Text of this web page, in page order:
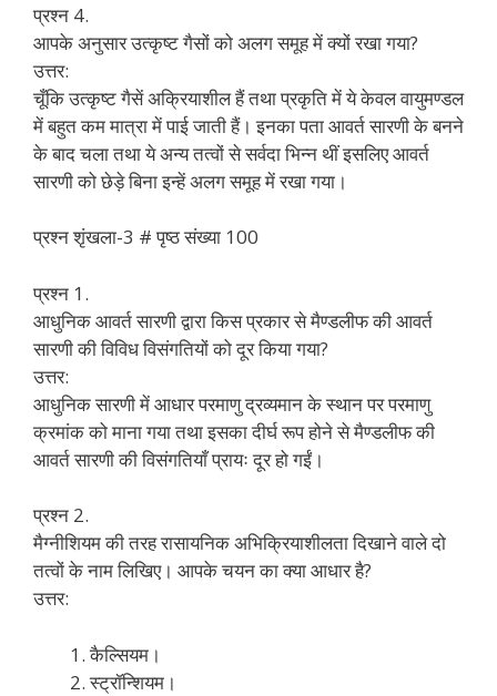
प्रश्न 4.
आपके अनुसार उत्कृष्ट गैसों को अलग समूह में क्यों रखा गया?
उत्तर:
चूँकि उत्कृष्ट गैसें अक्रियाशील हैं तथा प्रकृति में ये केवल वायुमण्डल
में बहुत कम मात्रा में पाई जाती हैं। इनका पता आवर्त सारणी के बनने
के बाद चला तथा ये अन्य तत्वों से सर्वदा भिन्न थीं इसलिए आवर्त
सारणी को छेड़े बिना इन्हें अलग समूह में रखा गया।
प्रश्न शृंखला-3 # पृष्ठ संख्या 100
प्रश्न 1.
आधुनिक आवर्त सारणी द्वारा किस प्रकार से मैण्डलीफ की आवर्त
सारणी की विविध विसंगतियों को दूर किया गया?
उत्तर:
आधुनिक सारणी में आधार परमाणु द्रव्यमान के स्थान पर परमाणु
क्रमांक को माना गया तथा इसका दीर्घ रूप होने से मैण्डलीफ की
आवर्त सारणी की विसंगतियाँ प्रायः दूर हो गईं।
प्रश्न 2.
मैग्नीशियम की तरह रासायनिक अभिक्रियाशीलता दिखाने वाले दो
तत्वों के नाम लिखिए। आपके चयन का क्या आधार है?
उत्तर:
कैल्सियम।
स्ट्रॉन्शियम।